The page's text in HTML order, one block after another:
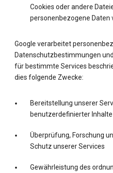
Cookies oder andere
personenbezogene Daten
Google verarbeitet
Datenschutzbestimmungen
für bestimmte Services
dies folgende Zwecke:
Bereitstellung unserer
benutzerdefinierter
Überprüfung, Forschung
Schutz unserer Services
Gewährleistung des